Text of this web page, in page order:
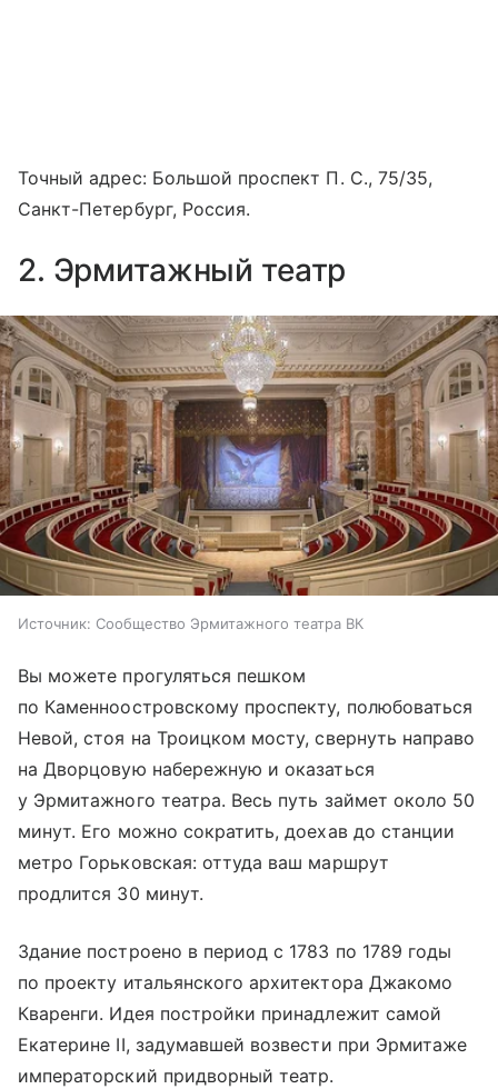
Точный адрес: Большой проспект П. С., 75/35,
Санкт-Петербург, Россия.
2. Эрмитажный театр
Источник: Сообщество Эрмитажного театра ВК
Вы можете прогуляться пешком
по Каменноостровскому проспекту, полюбоваться
Невой, стоя на Троицком мосту, свернуть направо
на Дворцовую набережную и оказаться
у Эрмитажного театра. Весь путь займет около 50
минут. Его можно сократить, доехав до станции
метро Горьковская: оттуда ваш маршрут
продлится 30 минут.
Здание построено в период с 1783 по 1789 годы
по проекту итальянского архитектора Джакомо
Кваренги. Идея постройки принадлежит самой
Екатерине II, задумавшей возвести при Эрмитаже
императорский придворный театр.